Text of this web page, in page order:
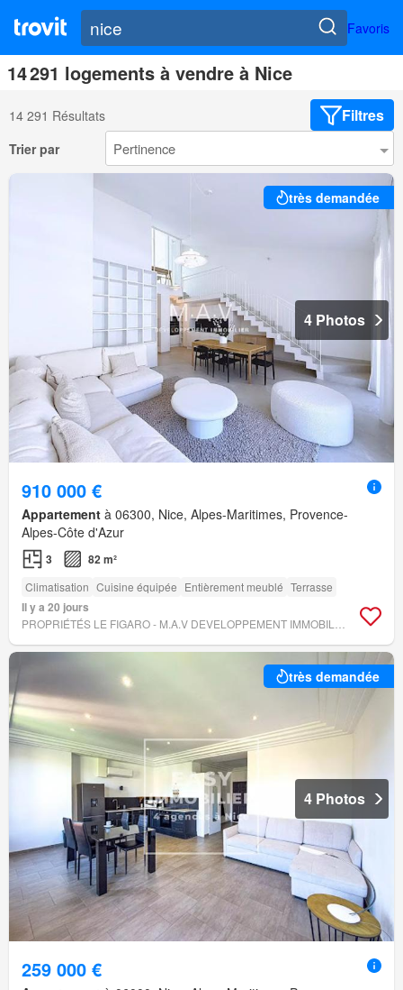
Favoris
14 291 logements à vendre à Nice
14 291 Résultats Filtres
Trier par
très demandée
4 Photos
910 000 €
Appartement à 06300, Nice, Alpes-Maritimes, Provence-
Alpes-Côte d'Azur
3 82 m²
Climatisation Cuisine équipée Entièrement meublé Terrasse
Il y a 20 jours
très demandée
4 Photos
259 000 €